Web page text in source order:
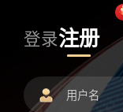
登录注册